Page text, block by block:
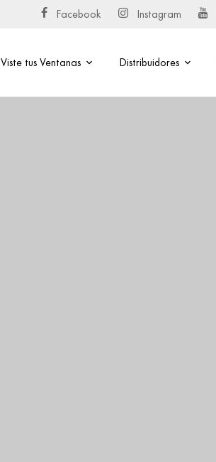
Facebook Instagram
Viste tus Ventanas Distribuidores